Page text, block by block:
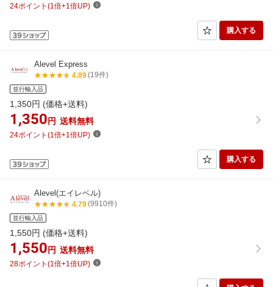
24ポイント(1倍+1倍UP)
購入する
Alevel Express
4.89(19件)
並行輸入品
1,350円 (価格+送料)
1,350 円 送料無料
24ポイント(1倍+1倍UP)
購入する
Alevel(エイレベル)
4.79(9910件)
並行輸入品
1,550円 (価格+送料)
1,550 円 送料無料
28ポイント(1倍+1倍UP)